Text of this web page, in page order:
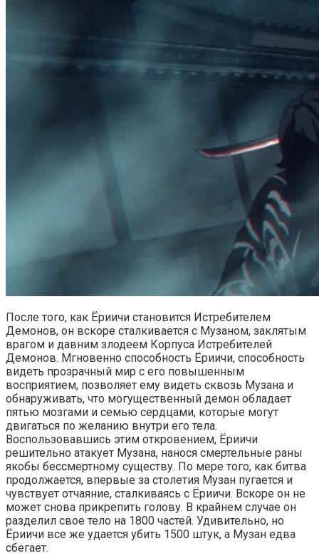
После того, как Ёриичи становится Истребителем
Демонов, он вскоре сталкивается с Музаном, заклятым
врагом и давним злодеем Корпуса Истребителей
Демонов. Мгновенно способность Ёриичи, способность
видеть прозрачный мир с его повышенным
восприятием, позволяет ему видеть сквозь Музана и
обнаруживать, что могущественный демон обладает
пятью мозгами и семью сердцами, которые могут
двигаться по желанию внутри его тела.
Воспользовавшись этим откровением, Ёриичи
решительно атакует Музана, нанося смертельные раны
якобы бессмертному существу. По мере того, как битва
продолжается, впервые за столетия Музан пугается и
чувствует отчаяние, сталкиваясь с Ёриичи. Вскоре он не
может снова прикрепить голову. В крайнем случае он
разделил свое тело на 1800 частей. Удивительно, но
Ёриичи все же удается убить 1500 штук, а Музан едва
сбегает.